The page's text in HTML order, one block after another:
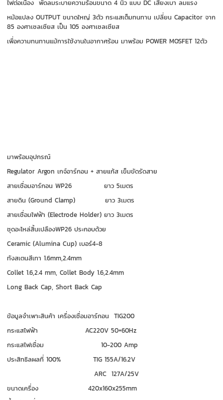
ไฟต่อเนื่อง พัดลมระบายความร้อนขนาด 4 นิ้ว แบบ DC เสียงเบา ลมแรง
หม้อแปลง OUTPUT ขนาดใหญ่ 3ตัว กระแสเต็มทนทาน เปลี่ยน Capacitor จาก
85 องศาเซลเซียส เป็น 105 องศาเซลเซียส
เพื่อความทนทานแม้การใช้งานในอากาศร้อนมาพร้อม POWER MOSFET 12ตัว
มาพร้อมอุปกรณ์
Regulator Argon เกจ์อาร์กอน + สายแก้ส เข็มขัดรัดสาย
สายเชื่อมอาร์กอน WP26 ยาว 5เมตร
สายดิน (Ground Clamp) ยาว 3เมตร
สายเชื่อมไฟฟ้า (Electrode Holder) ยาว 3เมตร
ชุดอะไหล่สิ้นเปลืองWP26 ประกอบด้วย
Ceramic (Alumina Cup) เบอร์4-8
ทังสเตนสีเทา 1.6mm,2.4mm
Collet 1.6,2.4 mm,Collet Body 1.6,2.4mm
Long Back Cap,Short Back Cap
ข้อมูลจำเพาะสินค้า เครื่องเชื่อมอาร์กอน TIG200
กระแสไฟฟ้า AC220V 50+60Hz
กระแสไฟเชื่อม 10-200 Amp
ประสิทธิลผลที่ 100% TIG 155A/16.2V
ARC 127A/25V
ขนาดเครื่อง 420x160x255mm